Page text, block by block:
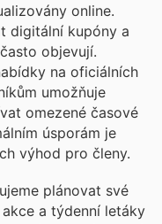
online.
digitální kupóny a
objevují.
na oficiálních
umožňuje
omezené časové
úsporám je
výhod pro členy.
plánovat své
a týdenní letáky